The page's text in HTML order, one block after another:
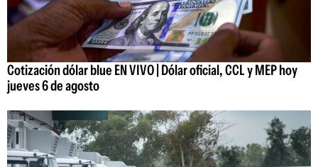
Cotización dólar blue EN VIVO | Dólar oficial, CCL y MEP hoy
jueves 6 de agosto